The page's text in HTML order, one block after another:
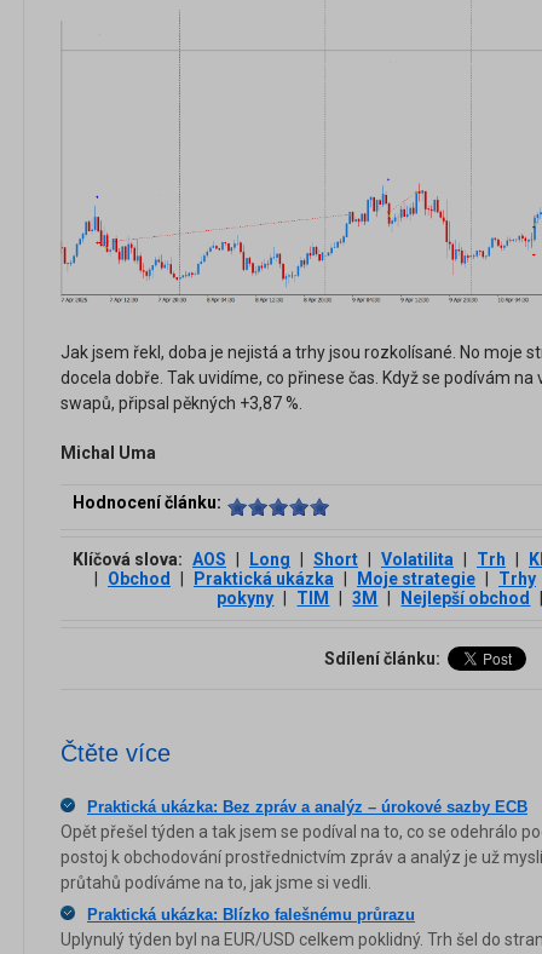
Jak jsem řekl, doba je nejistá a trhy jsou rozkolísané. No moje
docela dobře. Tak uvidíme, co přinese čas. Když se podívám
swapů, připsal pěkných +3,87 %.
Michal Uma
Hodnocení článku:
Klíčová slova: AOS Long Short Volatilita Trh
Obchod Praktická ukázka Moje strategie
Trhy
pokyny
TIM 3М Nejlepší obchod
Sdílení článku:
Čtěte více
Praktická ukázka: Bez zpráv a analýz – úrokové sazby ECB
Opět přešel týden a tak jsem se podíval na to, co se odehrálo
postoj k obchodování prostřednictvím zpráv a analýz je už
průtahů podíváme na to, jak jsme si vedli.
Praktická ukázka: Blízko falešnému průrazu
Uplynulý týden byl na EUR/USD celkem poklidný. Trh šel do